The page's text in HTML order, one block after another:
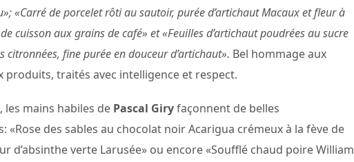
«Carré de porcelet rôti au sautoir, purée d’artichaut Macaux et fleur à
cuisson aux grains de café» et «Feuilles d’artichaut poudrées au sucre
citronnées, fine purée en douceur d’artichaut». Bel hommage aux
produits, traités avec intelligence et respect.
les mains habiles de Pascal Giryfaçonnent de belles
«Rose des sables au chocolat noir Acarigua crémeux à la fève de
d’absinthe verte Larusée» ou encore «Soufflé chaud poire William